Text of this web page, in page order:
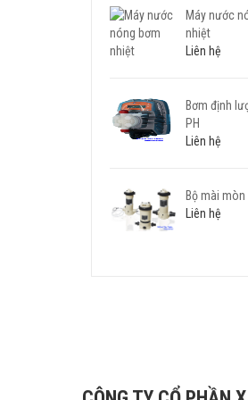
Máy nước
nhiệt
Liên hệ
Bơm định
PH
Liên hệ
Bộ mài mòn
Liên hệ